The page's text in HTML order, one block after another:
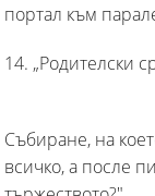
портал към
14. „Родителски
Събиране, на
всичко, а после